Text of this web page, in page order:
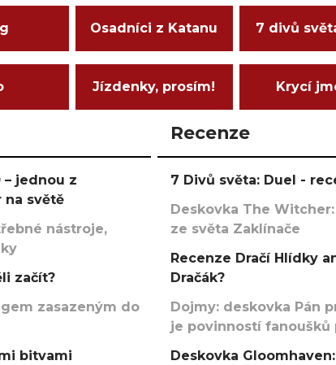
Osadníci z Katanu 7 divů
Jízdenky, prosím! Krycí
jednou z
světě
nástroje,
začít?
zasazeným do
bitvami
Recenze
7 Divů světa: Duel -
Deskovka The
ze světa Zaklínače
Recenze Dračí Hlídky
Dračák?
Dojmy: deskovka Pán
je povinností fanoušků
Deskovka